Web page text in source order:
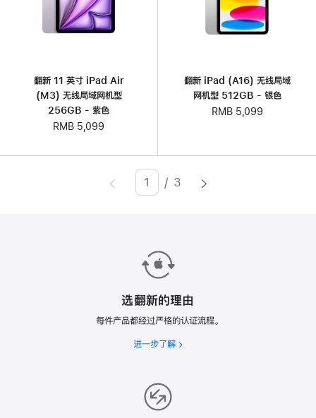
翻新 11 英寸 iPad Air
(M3) 无线局域网机型
256GB - 紫色
RMB 5,099
翻新 iPad (A16) 无线局域
网机型 512GB - 银色
RMB 5,099
Page
Enter
Return/Enter
key
to
go
the
/ 3
选翻新的理由
每件产品都经过严格的认证流程。
进一步了解 选